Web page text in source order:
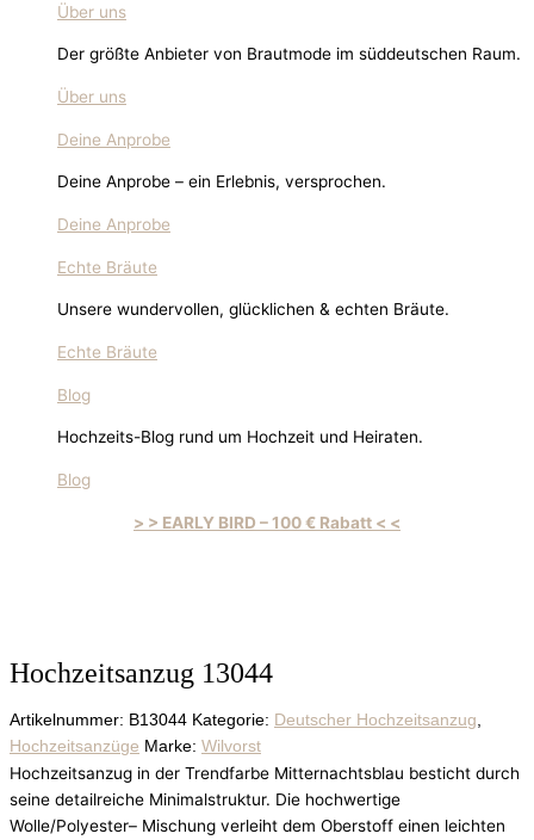
Über uns
Der größte Anbieter von Brautmode im süddeutschen Raum.
Über uns
Deine Anprobe
Deine Anprobe – ein Erlebnis, versprochen.
Deine Anprobe
Echte Bräute
Unsere wundervollen, glücklichen & echten Bräute.
Echte Bräute
Blog
Hochzeits-Blog rund um Hochzeit und Heiraten.
Blog
> > EARLY BIRD – 100 € Rabatt < <
Hochzeitsanzug 13044
Artikelnummer: B13044 Kategorie: Deutscher Hochzeitsanzug
Hochzeitsanzüge Marke: Wilvorst
Hochzeitsanzug in der Trendfarbe Mitternachtsblau besticht durch
seine detailreiche Minimalstruktur. Die hochwertige
Wolle/Polyester– Mischung verleiht dem Oberstoff einen leichten